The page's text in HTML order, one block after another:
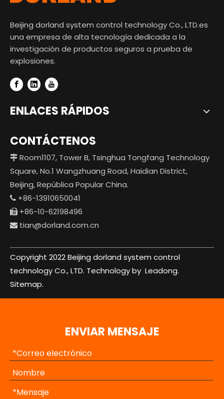
Beijing dorland system control technology Co., LTD.es
una empresa de alta tecnología dedicada a la
investigación de productos seguros a prueba de
explosiones.
ENLACES RÁPIDOS
CONTÁCTENOS
 Room1107, Tower B, Tsinghua Tongfang Technology
Square, No.1 Wangzhuang Road, Haidian District,
Beijing, República Popular China.
 +86-13910650041
 +86-10-62198496
 tian@dorland.com.cn
Copyright 2022 Beijing dorland system control
technology Co., LTD. Technology by Leadong.
Sitemap.
ENVIAR MENSAJE